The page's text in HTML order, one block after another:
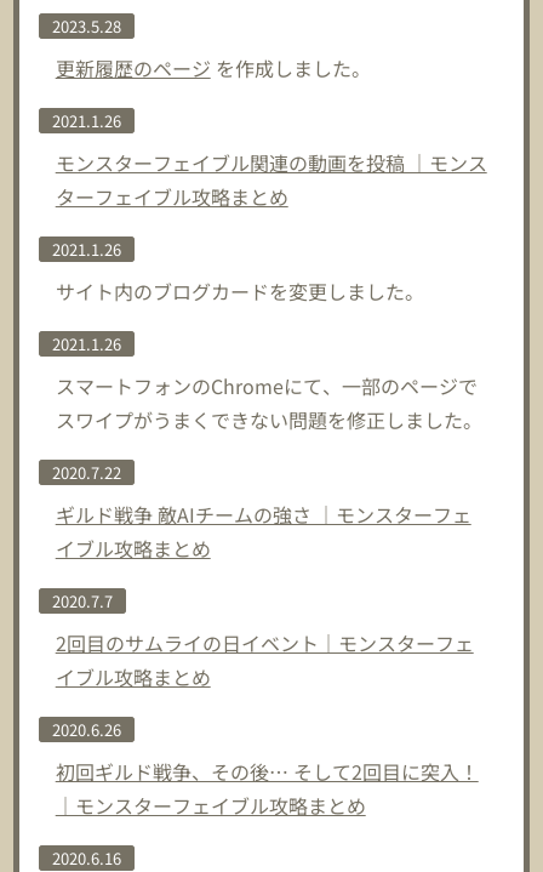
2023.5.28
更新履歴のページ を作成しました。
2021.1.26
モンスターフェイブル関連の動画を投稿 ｜モンス
ターフェイブル攻略まとめ
2021.1.26
サイト内のブログカードを変更しました。
2021.1.26
スマートフォンのChromeにて、一部のページで
スワイプがうまくできない問題を修正しました。
2020.7.22
ギルド戦争 敵AIチームの強さ ｜モンスターフェ
イブル攻略まとめ
2020.7.7
2回目のサムライの日イベント｜モンスターフェ
イブル攻略まとめ
2020.6.26
初回ギルド戦争、その後… そして2回目に突入！
｜モンスターフェイブル攻略まとめ
2020.6.16